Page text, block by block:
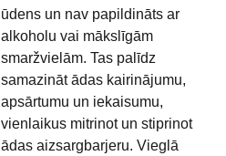
ūdens un nav papildināts ar
alkoholu vai mākslīgām
smaržvielām. Tas palīdz
samazināt ādas kairinājumu,
apsārtumu un iekaisumu,
vienlaikus mitrinot un stiprinot
ādas aizsargbarjeru. Vieglā